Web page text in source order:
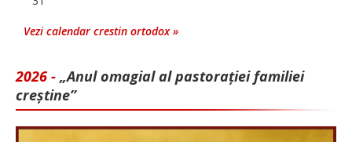
Vezi calendar crestin ortodox »
2026 - „Anul omagial al pastorației familiei
creștine”